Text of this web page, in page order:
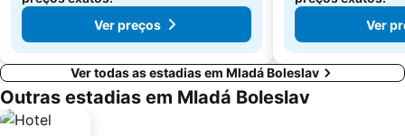
Ver preços
Ver
Ver todas as estadias em Mladá Boleslav
Outras estadias em Mladá Boleslav